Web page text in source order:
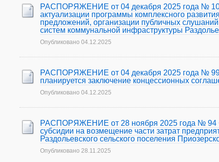
РАСПОРЯЖЕНИЕ от 04 декабря 2025 года №
актуализации программы комплексного
предложений, организации публичных
систем коммунальной инфраструктуры
Опубликовано 04.12.2025
РАСПОРЯЖЕНИЕ от 04 декабря 2025 года № 99
планируется заключение концессионных
Опубликовано 04.12.2025
РАСПОРЯЖЕНИЕ от 28 ноября 2025 года № 94 О
субсидии на возмещение части затрат
Раздольевского сельского поселения
Опубликовано 28.11.2025